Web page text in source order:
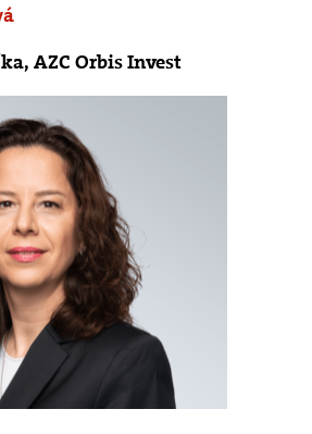
AZC Orbis Invest